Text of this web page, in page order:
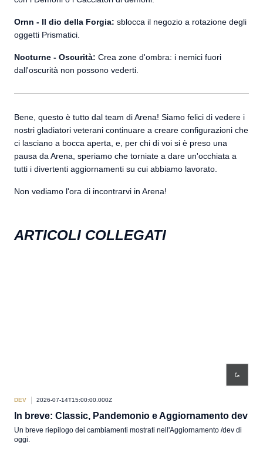
Ornn - Il dio della Forgia: sblocca il negozio a rotazione degli
oggetti Prismatici.
Nocturne - Oscurità: Crea zone d'ombra: i nemici fuori
dall'oscurità non possono vederti.
Bene, questo è tutto dal team di Arena! Siamo felici di vedere i
nostri gladiatori veterani continuare a creare configurazioni che
ci lasciano a bocca aperta, e, per chi di voi si è preso una
pausa da Arena, speriamo che torniate a dare un'occhiata a
tutti i divertenti aggiornamenti su cui abbiamo lavorato.
Non vediamo l'ora di incontrarvi in Arena!
ARTICOLI COLLEGATI
DEV 2026-07-14T15:00:00.000Z
In breve: Classic, Pandemonio e Aggiornamento dev
Un breve riepilogo dei cambiamenti mostrati nell'Aggiornamento /dev di
oggi.